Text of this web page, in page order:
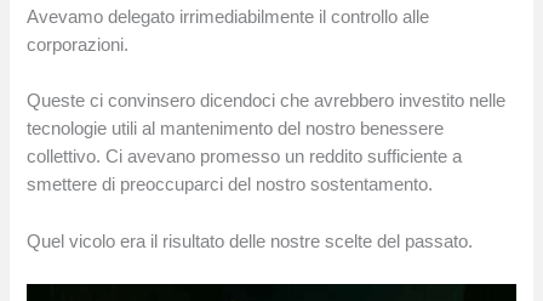
Avevamo delegato irrimediabilmente il controllo alle
corporazioni.
Queste ci convinsero dicendoci che avrebbero investito nelle
tecnologie utili al mantenimento del nostro benessere
collettivo. Ci avevano promesso un reddito sufficiente a
smettere di preoccuparci del nostro sostentamento.
Quel vicolo era il risultato delle nostre scelte del passato.